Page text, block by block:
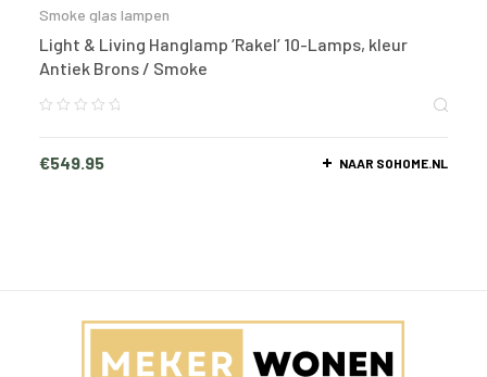
Smoke glas lampen
Light & Living Hanglamp ‘Rakel’ 10-Lamps, kleur
Antiek Brons / Smoke
€549.95 NAAR SOHOME.NL